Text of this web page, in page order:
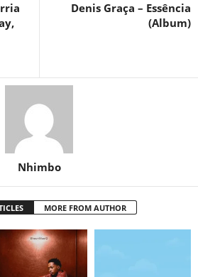
Denis Graça – Essência
(Album)
Nhimbo
MORE FROM AUTHOR